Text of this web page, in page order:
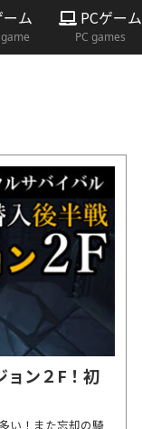
ム PCゲーム
PC games
ョン２F！初
い！また忘却の騎